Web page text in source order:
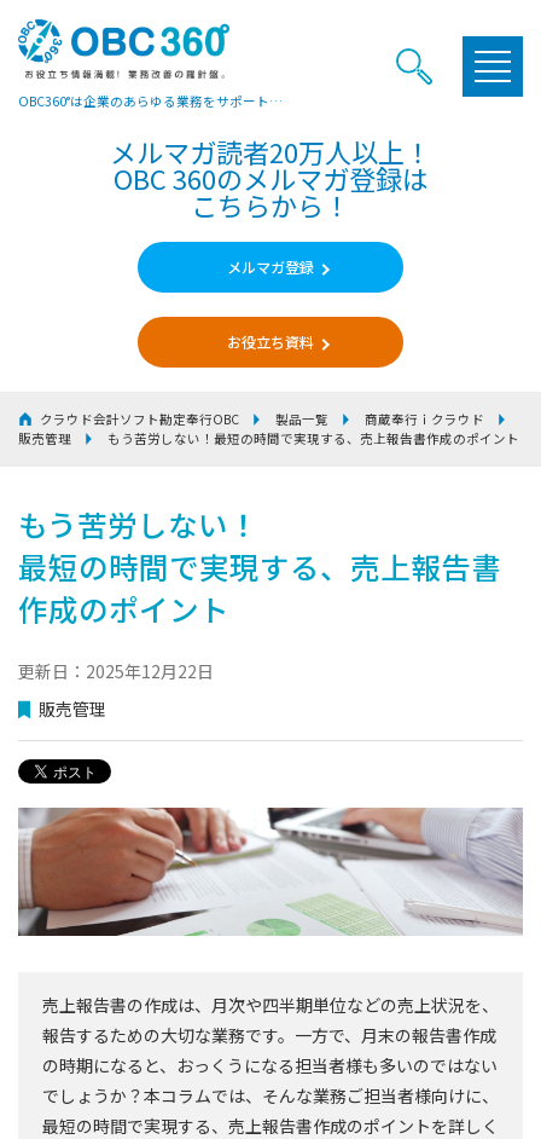
OBC360°は企業のあらゆる業務をサポートするヒントやお役立ち情報をご提供しています
メルマガ読者20万人以上！
OBC 360のメルマガ登録は
こちらから！
メルマガ登録
お役立ち資料
クラウド会計ソフト勘定奉行OBC 製品一覧
商蔵奉行ｉクラウド
販売管理
もう苦労しない！ 最短の時間で実現する、売上報告書作成のポイント
もう苦労しない！
最短の時間で実現する、売上報告書
作成のポイント
更新日：2025年12月22日
販売管理
売上報告書の作成は、月次や四半期単位などの売上状況を、
報告するための大切な業務です。一方で、月末の報告書作成
の時期になると、おっくうになる担当者様も多いのではない
でしょうか？本コラムでは、そんな業務ご担当者様向けに、
最短の時間で実現する、売上報告書作成のポイントを詳しく